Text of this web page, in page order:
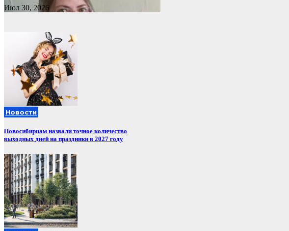
Июл 30, 2026
Новости
Новосибирцам назвали точное количество
выходных дней на праздники в 2027 году